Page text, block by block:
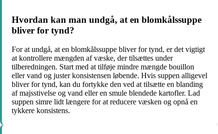
Hvordan kan man undgå, at en blomkålssuppe
bliver for tynd?
For at undgå, at en blomkålssuppe bliver for tynd, er det vigtigt
at kontrollere mængden af væske, der tilsættes under
tilberedningen. Start med at tilføje mindre mængde bouillon
eller vand og juster konsistensen løbende. Hvis suppen alligevel
bliver for tynd, kan du fortykke den ved at tilsætte en blanding
af majsstivelse og vand eller en smule blendede kartofler. Lad
suppen simre lidt længere for at reducere væsken og opnå en
tykkere konsistens.